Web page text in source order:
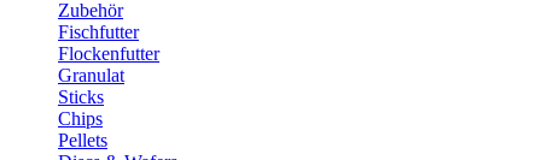
Zubehör
Fischfutter
Flockenfutter
Granulat
Sticks
Chips
Pellets